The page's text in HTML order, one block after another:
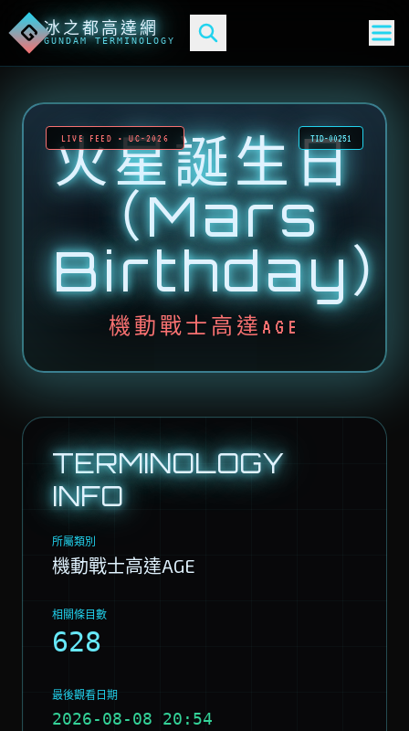
G冰之都高達網
GUNDAM TERMINOLOGY
LIVE FEED • UC-2026 TID-00251
火星誕生日
（Mars
Birthday
機動戰士高達AGE
TERMINOLOGY
INFO
所屬類別
機動戰士高達AGE
相關條目數
628
最後觀看日期
2026-08-08 20:54